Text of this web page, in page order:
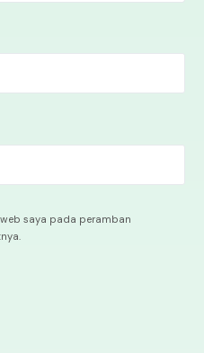
saya pada peramban